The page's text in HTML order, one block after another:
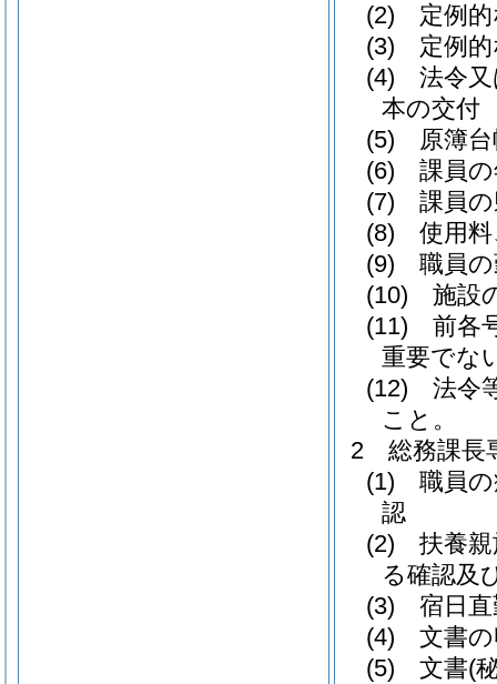
(2) 定例的
(3) 定例的
(4) 法令又
本の交付
(5) 原簿台
(6) 課員の
(7) 課員の
(8) 使用料
(9) 職員の
(10) 施設
(11) 前各
重要でな
(12) 法令
こと。
2 総務課長
(1) 職員の
認
(2) 扶養親
る確認及
(3) 宿日直
(4) 文書の
(5) 文書(秘